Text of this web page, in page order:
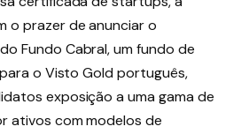
o prazer de anunciar o
Fundo Cabral, um fundo de
o Visto Gold português,
exposição a uma gama de
ativos com modelos de